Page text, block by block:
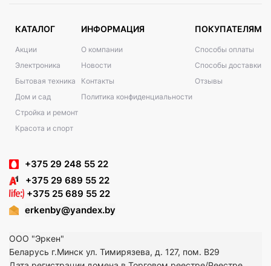
КАТАЛОГ
Акции
Электроника
Бытовая техника
Дом и сад
Стройка и ремонт
Красота и спорт
ИНФОРМАЦИЯ
О компании
Новости
Контакты
Политика конфиденциальности
ПОКУПАТЕЛЯМ
Способы оплаты
Способы доставки
Отзывы
+375 29 248 55 22
+375 29 689 55 22
+375 25 689 55 22
erkenby@yandex.by
ООО "Эркен"
Беларусь г.Минск ул. Тимирязева, д. 127, пом. В29